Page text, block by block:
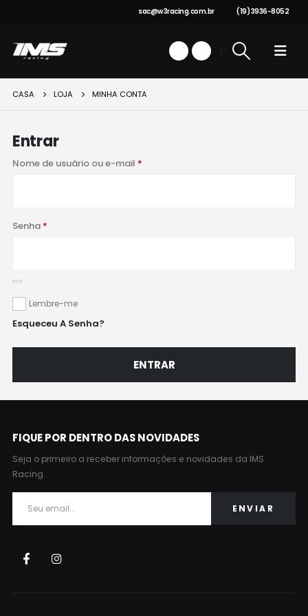
sac@w3racing.com.br (19) 3936-8052
CASA LOJA MINHA CONTA
Entrar
Nome de usuário ou e-mail *Obrigatório
Senha *Obrigatório
Lembre-me
Esqueceu A Senha?
ENTRAR
FIQUE POR DENTRO DAS NOVIDADES
Seja o primeiro a receber informações e novidades da IMS
Racing.